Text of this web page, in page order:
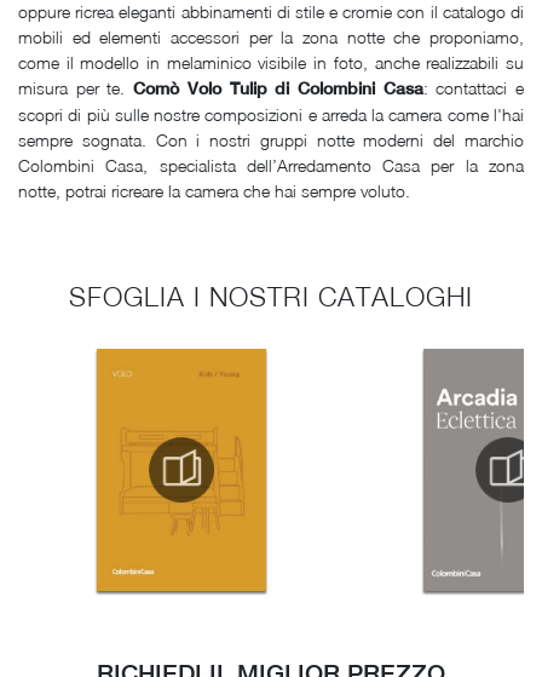
oppure ricrea eleganti abbinamenti di stile e cromie con il catalogo di
mobili ed elementi accessori per la zona notte che proponiamo,
come il modello in melaminico visibile in foto, anche realizzabili su
misura per te.Comò Volo Tulip di Colombini Casa: contattaci e
scopri di più sulle nostre composizioni e arreda la camera come l'hai
sempre sognata. Con i nostri gruppi notte moderni del marchio
Colombini Casa, specialista dell’Arredamento Casa per la zona
notte, potrai ricreare la camera che hai sempre voluto.
SFOGLIA I NOSTRI CATALOGHI